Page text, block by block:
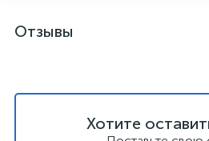
Отзывы
Хотите